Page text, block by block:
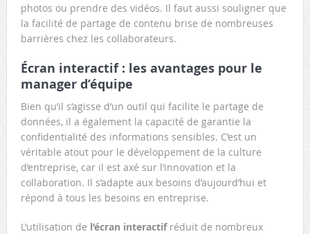
photos ou prendre des vidéos. Il faut aussi souligner que
la facilité de partage de contenu brise de nombreuses
barrières chez les collaborateurs.
Écran interactif : les avantages pour le
manager d’équipe
Bien qu’il s’agisse d’un outil qui facilite le partage de
données, il a également la capacité de garantie la
confidentialité des informations sensibles. C’est un
véritable atout pour le développement de la culture
d’entreprise, car il est axé sur l’innovation et la
collaboration. Il s’adapte aux besoins d’aujourd’hui et
répond à tous les besoins en entreprise.
L’utilisation de l’écran interactifréduit de nombreux